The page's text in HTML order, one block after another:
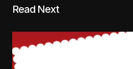
Read Next